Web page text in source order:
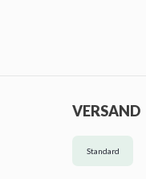
VERSAND
Standard